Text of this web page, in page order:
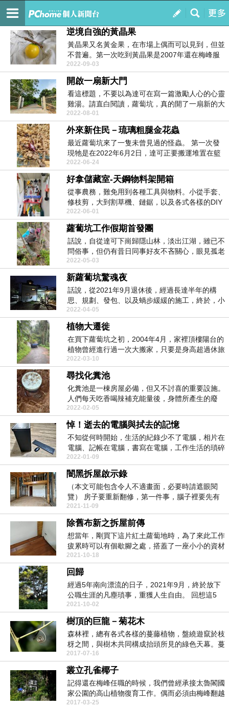
我的
訂閱
從零開始-一塊土地的生命之歌
逆境自強的黃晶果
黃晶果又名黃金果，在市場上偶而可以見到，但並
不普遍。第一次吃到黃晶果是2007年還在梅峰服
務時，同事...
2022-09-03
開啟一扇新大門
看這標題，不要以為達可在寫一篇激勵人心的心靈
雞湯。請直白閱讀，蘿蔔坑，真的開了一扇新的大
門。 蘿蔔...
2022-08-01
外來新住民－琉璃粗腿金花蟲
最近蘿蔔坑來了一隻未曾見過的怪蟲。 第一次發
現牠是在2022年6月2日，達可正要搬運堆置在籃
框裡的...
2022-06-24
好拿儲藏室-天鋼物料架開箱
從事農務，難免用到各種工具與物料。小從手套、
修枝剪，大到割草機、鏈鋸，以及各式各樣的DIY
器械，如電...
2022-06-01
蘿蔔坑工作假期首發團
話說，自從達可下崗歸隱山林，淡出江湖，雖已不
問俗事，但仍有昔日同事好友不吝關心，眼見孤老
一人獨自墾山...
2022-05-03
新蘿蔔坑驚魂夜
話說，從2021年9月退休後，經過長達半年的構
思、規劃、發包、以及蝸步緩緩的施工，終於，小
屋從近乎回...
2022-04-05
植物大遷徙
在買下蘿蔔坑之初，2004年4月，家裡頂樓陽台的
植物曾經進行過一次大搬家，只要是身高超過休旅
車後車廂...
2022-03-10
尋找化糞池
化糞池是一棟房屋必備，但又不討喜的重要設施。
人們每天吃香喝辣補充能量後，身體所產生的廢
料，都得靠化糞...
2022-02-05
悼！逝去的電腦與拭去的記憶
不知從何時開始，生活的紀錄少不了電腦，相片在
電腦、記帳在電腦，書寫在電腦，工作生活的瑣碎
資料都儲存在...
2022-01-09
闇黑拆屋啟示錄
（本文可能包含令人不適畫面，必要時請遮眼閱
覽） 房子要重新翻修，第一件事，腦子裡要先有
房子整...
2021-11-09
除舊布新之拆屋前傳
想當年，剛買下這片紅土蘿蔔地時，為了來此工作
疲累時可以有個歇腳之處，搭蓋了一座小小的資材
室。一晃眼，...
2021-10-18
回歸
經過5年南向漂流的日子，2021年9月，終於放下
公職生涯的凡塵瑣事，重獲人生自由。 回想這5
年，工...
2021-10-02
樹頂的巨龍－菊花木
森林裡，總有各式各樣的蔓藤植物，盤繞遊竄於枝
枒之間，與樹木共同構成抬頭所見的綠色天幕。蔓
藤是森林裡揮...
2017-07-16
叢立孔雀椰子
記得還在梅峰任職的時候，我們曾經承接太魯閣國
家公園的高山植物復育工作。偶而必須由梅峰翻越
合歡山、經過...
2017-03-25